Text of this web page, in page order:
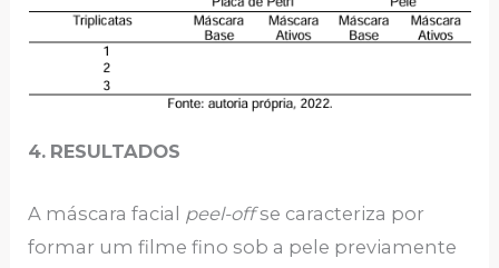
4. RESULTADOS
A máscara facial peel-offse caracteriza por
formar um filme fino sob a pele previamente